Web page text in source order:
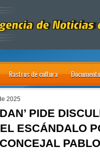
Rastros de cultura
2025
PIDE
ESCÁNDALO